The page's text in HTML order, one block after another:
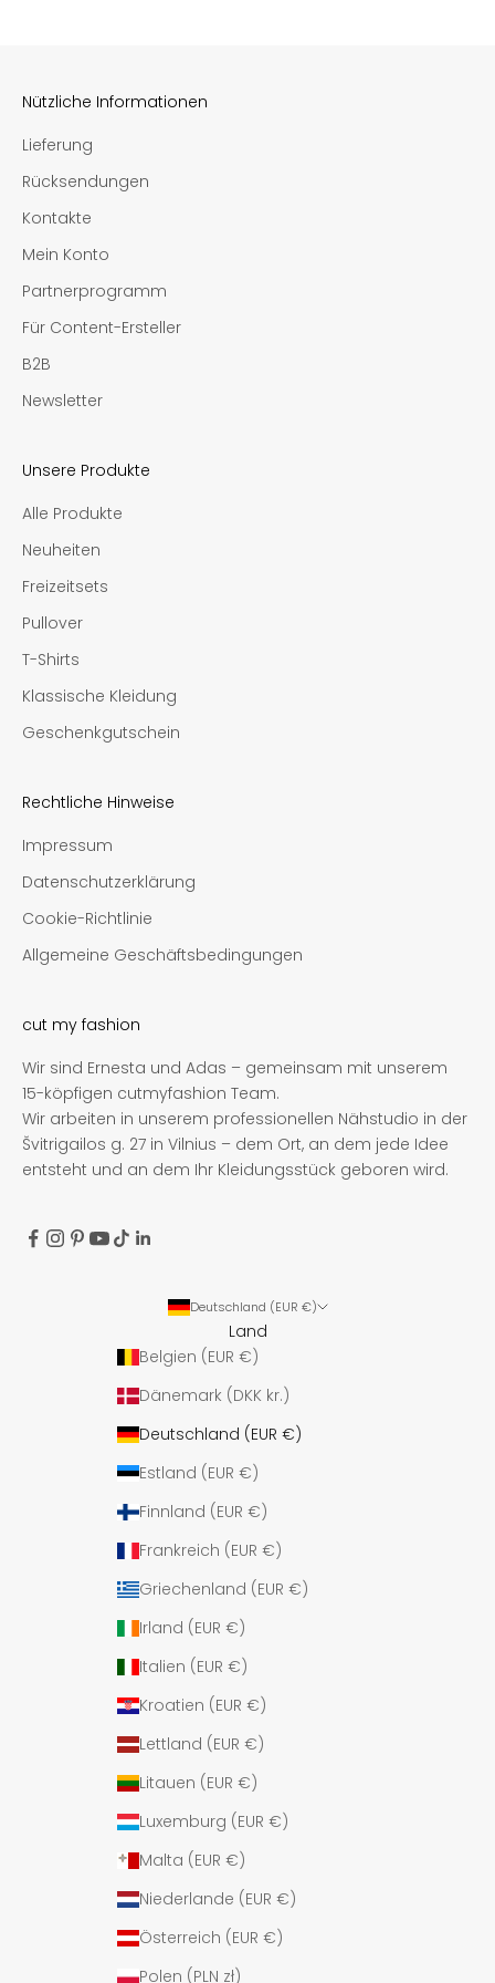
Nützliche Informationen
Lieferung
Rücksendungen
Kontakte
Mein Konto
Partnerprogramm
Für Content-Ersteller
B2B
Newsletter
Unsere Produkte
Alle Produkte
Neuheiten
Freizeitsets
Pullover
T-Shirts
Klassische Kleidung
Geschenkgutschein
Rechtliche Hinweise
Impressum
Datenschutzerklärung
Cookie-Richtlinie
Allgemeine Geschäftsbedingungen
cut my fashion
Wir sind Ernesta und Adas – gemeinsam mit unserem
15-köpfigen cutmyfashion Team.
Wir arbeiten in unserem professionellen Nähstudio in der
Švitrigailos g. 27 in Vilnius – dem Ort, an dem jede Idee
entsteht und an dem Ihr Kleidungsstück geboren wird.
Deutschland (EUR €)
Land
Belgien (EUR €)
Dänemark (DKK kr.)
Deutschland (EUR €)
Estland (EUR €)
Finnland (EUR €)
Frankreich (EUR €)
Griechenland (EUR €)
Irland (EUR €)
Italien (EUR €)
Kroatien (EUR €)
Lettland (EUR €)
Litauen (EUR €)
Luxemburg (EUR €)
Malta (EUR €)
Niederlande (EUR €)
Österreich (EUR €)
Polen (PLN zł)